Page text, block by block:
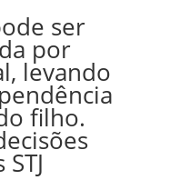
ser
por
levando
filho.